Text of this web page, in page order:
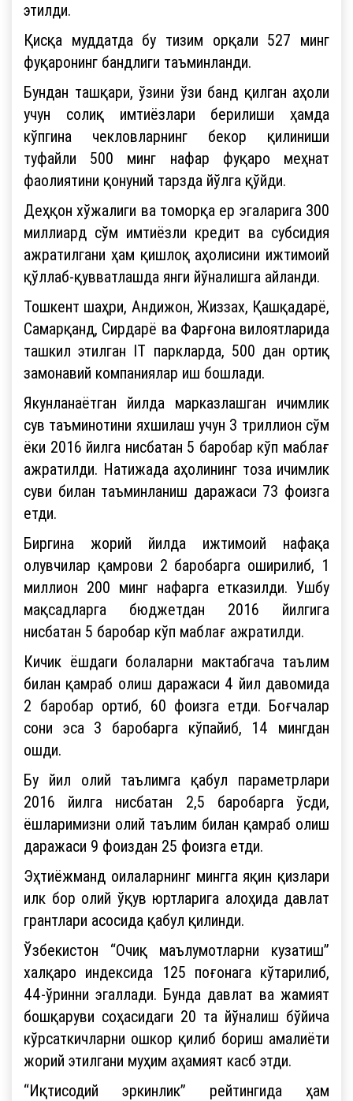
этилди.
Қисқа муддатда бу тизим орқали 527 минг
фуқаронинг бандлиги таъминланди.
Бундан ташқари, ўзини ўзи банд қилган аҳоли
учун солиқ имтиёзлари берилиши ҳамда
кўпгина чекловларнинг бекор қилиниши
туфайли 500 минг нафар фуқаро меҳнат
фаолиятини қонуний тарзда йўлга қўйди.
Деҳқон хўжалиги ва томорқа ер эгаларига 300
миллиард сўм имтиёзли кредит ва субсидия
ажратилгани ҳам қишлоқ аҳолисини ижтимоий
қўллаб-қувватлашда янги йўналишга айланди.
Тошкент шаҳри, Андижон, Жиззах, Қашқадарё,
Самарқанд, Сирдарё ва Фарғона вилоятларида
ташкил этилган IT паркларда, 500 дан ортиқ
замонавий компаниялар иш бошлади.
Якунланаётган йилда марказлашган ичимлик
сув таъминотини яхшилаш учун 3 триллион сўм
ёки 2016 йилга нисбатан 5 баробар кўп маблағ
ажратилди. Натижада аҳолининг тоза ичимлик
суви билан таъминланиш даражаси 73 фоизга
етди.
Биргина жорий йилда ижтимоий нафақа
олувчилар қамрови 2 баробарга оширилиб, 1
миллион 200 минг нафарга етказилди. Ушбу
мақсадларга бюджетдан 2016 йилгига
нисбатан 5 баробар кўп маблағ ажратилди.
Кичик ёшдаги болаларни мактабгача таълим
билан қамраб олиш даражаси 4 йил давомида
2 баробар ортиб, 60 фоизга етди. Боғчалар
сони эса 3 баробарга кўпайиб, 14 мингдан
ошди.
Бу йил олий таълимга қабул параметрлари
2016 йилга нисбатан 2,5 баробарга ўсди,
ёшларимизни олий таълим билан қамраб олиш
даражаси 9 фоиздан 25 фоизга етди.
Эҳтиёжманд оилаларнинг мингга яқин қизлари
илк бор олий ўқув юртларига алоҳида давлат
грантлари асосида қабул қилинди.
Ўзбекистон “Очиқ маълумотларни кузатиш”
халқаро индексида 125 поғонага кўтарилиб,
44-ўринни эгаллади. Бунда давлат ва жамият
бошқаруви соҳасидаги 20 та йўналиш бўйича
кўрсаткичларни ошкор қилиб бориш амалиёти
жорий этилгани муҳим аҳамият касб этди.
“Иқтисодий эркинлик” рейтингида ҳам